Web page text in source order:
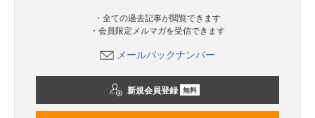
・全ての過去記事が閲覧できます
・会員限定メルマガを受信できます
メールバックナンバー
新規会員登録 無料